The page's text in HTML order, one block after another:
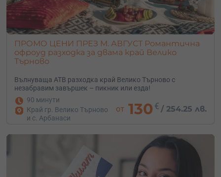
ПРОМО ЦЕНИ ПРЕЗ М. АВГУСТ Романтична
офроуд разходка за двама край Велико
Търново
Вълнуваща АТВ разходка край Велико Търново с
незабравим завършек – пикник или езда!
90 минути
Край гр. Велико Търново
и с. Арбанаси
от 130 € /254.25 лв.